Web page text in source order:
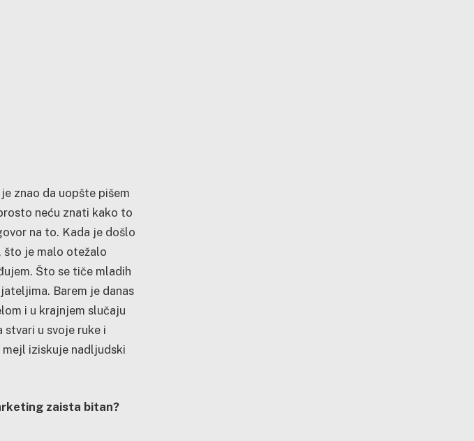
znao da uopšte pišem
neću znati kako to
na to. Kada je došlo
što je malo otežalo
Što se tiče mladih
Barem je danas
i u krajnjem slučaju
u svoje ruke i
mejl iziskuje nadljudski
zaista bitan?